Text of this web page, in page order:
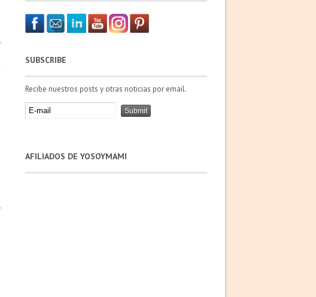
SUBSCRIBE
Recibe nuestros posts y otras noticias por email.
AFILIADOS DE YOSOYMAMI